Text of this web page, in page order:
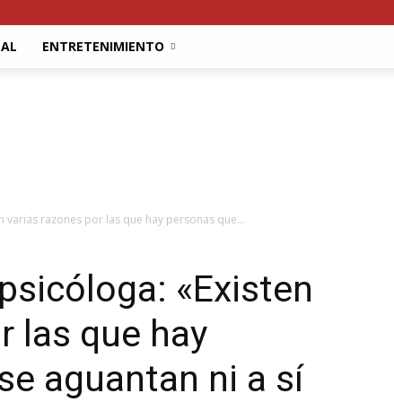
ENTRETENIMIENTO
varias razones por las que hay personas que...
«Existen
las que hay
aguantan ni a sí